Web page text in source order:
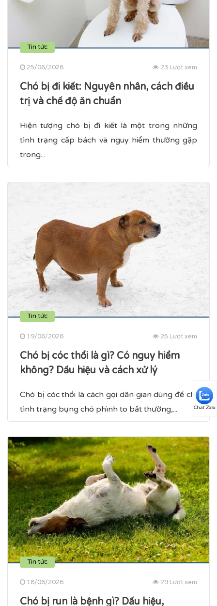
Tin tức
25/06/2026 23 Lượt xem
Chó bị đi kiết​: Nguyên nhân, cách điều
trị và chế độ ăn chuẩn
Hiện tượng chó bị đi kiết là một trong những
tình trạng cấp bách và nguy hiểm thường gặp
trong...
Tin tức
19/06/2026 25 Lượt xem
Chó bị cóc thổi là gì? Có nguy hiểm
không? Dấu hiệu và cách xử lý
Chó bị cóc thổi là cách gọi dân gian dùng để chỉ
tình trạng bụng chó phình to bất thường,...
Tin tức
18/06/2026 29 Lượt xem
Chó bị run là bệnh gì? Dấu hiệu,
Chat Zalo